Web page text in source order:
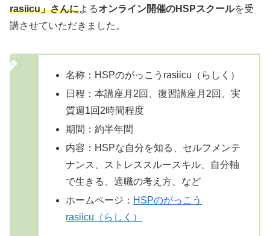
rasiicu」さんによるオンライン開催のHSPスクールを受
講させていただきました。
名称：HSPのがっこうrasiicu（らしく）
日程：本講座月2回、復習講座月2回、実
質週1回2時間程度
期間：約半年間
内容：HSPな自分を知る、セルフメンテ
ナンス、ストレススルースキル、自分軸
で生きる、適職の考え方、など
ホームページ： HSPのがっこう
rasiicu（らしく）